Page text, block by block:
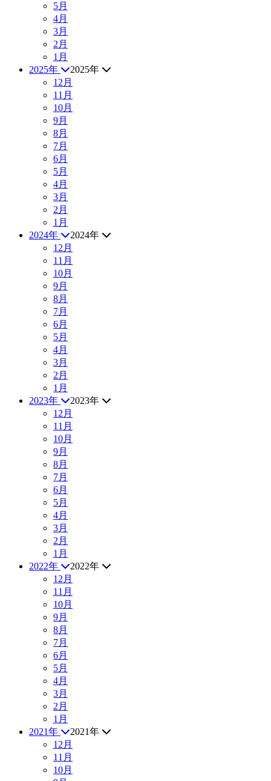
5月
4月
3月
2月
1月
2025年
2025年
12月
11月
10月
9月
8月
7月
6月
5月
4月
3月
2月
1月
2024年
2024年
12月
11月
10月
9月
8月
7月
6月
5月
4月
3月
2月
1月
2023年
2023年
12月
11月
10月
9月
8月
7月
6月
5月
4月
3月
2月
1月
2022年
2022年
12月
11月
10月
9月
8月
7月
6月
5月
4月
3月
2月
1月
2021年
2021年
12月
11月
10月